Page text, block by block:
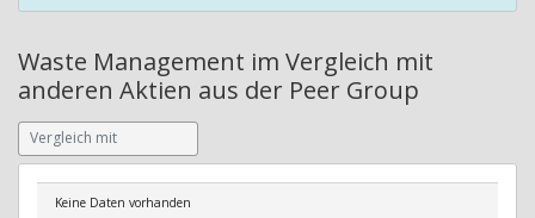
Waste Management im Vergleich mit
anderen Aktien aus der Peer Group
Keine Daten vorhanden